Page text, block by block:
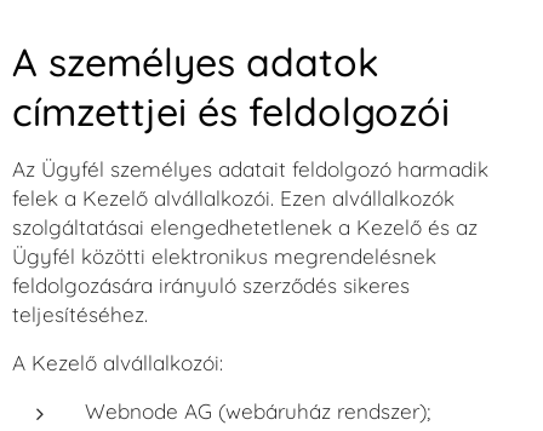
A személyes adatok
címzettjei és feldolgozói
Az Ügyfél személyes adatait feldolgozó harmadik
felek a Kezelő alvállalkozói. Ezen alvállalkozók
szolgáltatásai elengedhetetlenek a Kezelő és az
Ügyfél közötti elektronikus megrendelésnek
feldolgozására irányuló szerződés sikeres
teljesítéséhez.
A Kezelő alvállalkozói:
Webnode AG (webáruház rendszer);